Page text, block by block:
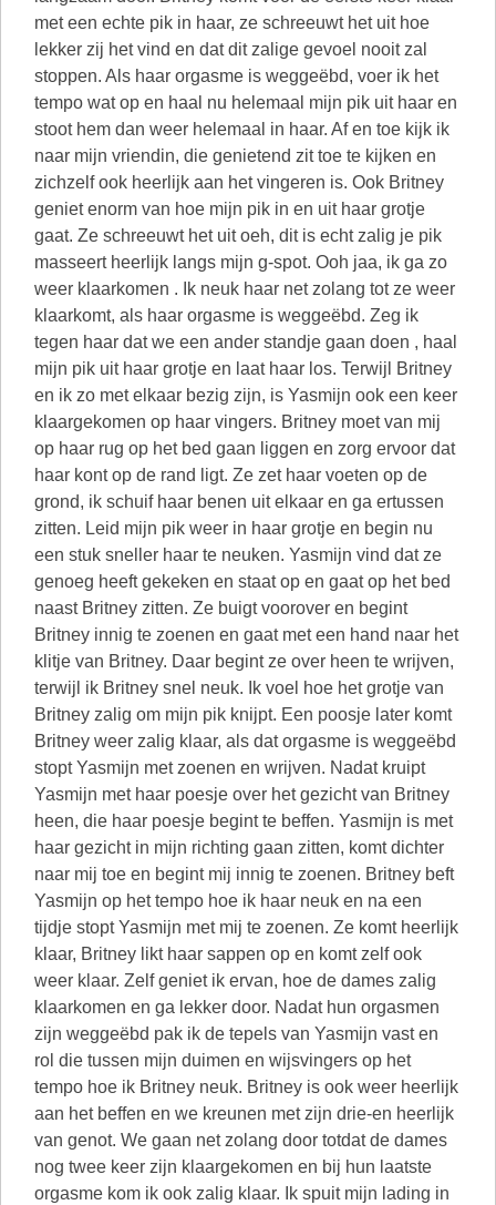
met een echte pik in haar, ze schreeuwt het uit hoe
lekker zij het vind en dat dit zalige gevoel nooit zal
stoppen. Als haar orgasme is weggeëbd, voer ik het
tempo wat op en haal nu helemaal mijn pik uit haar en
stoot hem dan weer helemaal in haar. Af en toe kijk ik
naar mijn vriendin, die genietend zit toe te kijken en
zichzelf ook heerlijk aan het vingeren is. Ook Britney
geniet enorm van hoe mijn pik in en uit haar grotje
gaat. Ze schreeuwt het uit oeh, dit is echt zalig je pik
masseert heerlijk langs mijn g-spot. Ooh jaa, ik ga zo
weer klaarkomen . Ik neuk haar net zolang tot ze weer
klaarkomt, als haar orgasme is weggeëbd. Zeg ik
tegen haar dat we een ander standje gaan doen , haal
mijn pik uit haar grotje en laat haar los. Terwijl Britney
en ik zo met elkaar bezig zijn, is Yasmijn ook een keer
klaargekomen op haar vingers. Britney moet van mij
op haar rug op het bed gaan liggen en zorg ervoor dat
haar kont op de rand ligt. Ze zet haar voeten op de
grond, ik schuif haar benen uit elkaar en ga ertussen
zitten. Leid mijn pik weer in haar grotje en begin nu
een stuk sneller haar te neuken. Yasmijn vind dat ze
genoeg heeft gekeken en staat op en gaat op het bed
naast Britney zitten. Ze buigt voorover en begint
Britney innig te zoenen en gaat met een hand naar het
klitje van Britney. Daar begint ze over heen te wrijven,
terwijl ik Britney snel neuk. Ik voel hoe het grotje van
Britney zalig om mijn pik knijpt. Een poosje later komt
Britney weer zalig klaar, als dat orgasme is weggeëbd
stopt Yasmijn met zoenen en wrijven. Nadat kruipt
Yasmijn met haar poesje over het gezicht van Britney
heen, die haar poesje begint te beffen. Yasmijn is met
haar gezicht in mijn richting gaan zitten, komt dichter
naar mij toe en begint mij innig te zoenen. Britney beft
Yasmijn op het tempo hoe ik haar neuk en na een
tijdje stopt Yasmijn met mij te zoenen. Ze komt heerlijk
klaar, Britney likt haar sappen op en komt zelf ook
weer klaar. Zelf geniet ik ervan, hoe de dames zalig
klaarkomen en ga lekker door. Nadat hun orgasmen
zijn weggeëbd pak ik de tepels van Yasmijn vast en
rol die tussen mijn duimen en wijsvingers op het
tempo hoe ik Britney neuk. Britney is ook weer heerlijk
aan het beffen en we kreunen met zijn drie-en heerlijk
van genot. We gaan net zolang door totdat de dames
nog twee keer zijn klaargekomen en bij hun laatste
orgasme kom ik ook zalig klaar. Ik spuit mijn lading in